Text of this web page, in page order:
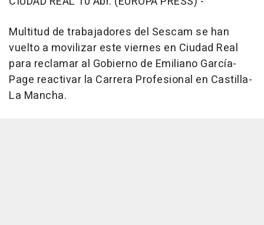
Multitud de trabajadores del Sescam se han
vuelto a movilizar este viernes en Ciudad Real
para reclamar al Gobierno de Emiliano García-
Page reactivar la Carrera Profesional en Castilla-
La Mancha.